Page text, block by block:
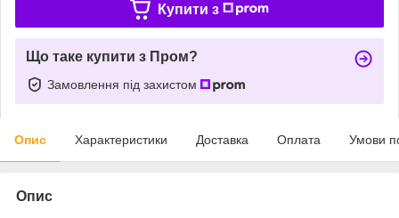
Купити з
Що таке купити з Пром?
Замовлення під захистом
Опис Характеристики Доставка Оплата Умови
Опис